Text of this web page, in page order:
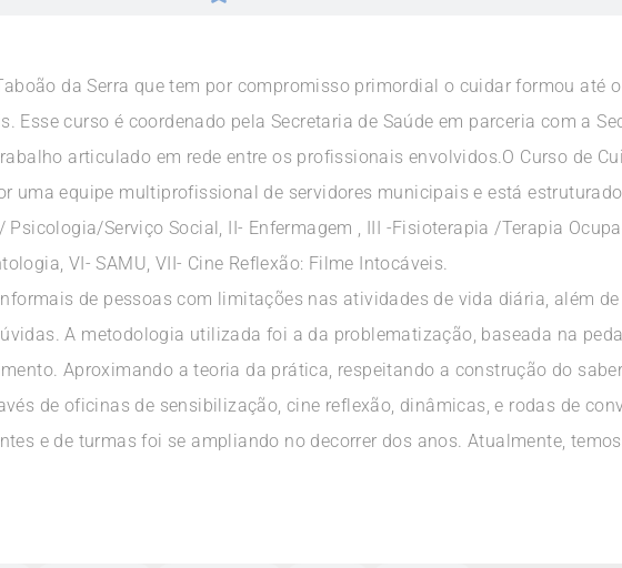
da Serra que tem por compromisso primordial o cuidar formou até
Esse curso é coordenado pela Secretaria de Saúde em parceria com a
articulado em rede entre os profissionais envolvidos.O Curso de
uma equipe multiprofissional de servidores municipais e está
Serviço Social, II- Enfermagem , III -Fisioterapia /Terapia
VI- SAMU, VII- Cine Reflexão: Filme Intocáveis.
de pessoas com limitações nas atividades de vida diária, além
A metodologia utilizada foi a da problematização, baseada na
Aproximando a teoria da prática, respeitando a construção do
de oficinas de sensibilização, cine reflexão, dinâmicas, e rodas de
e de turmas foi se ampliando no decorrer dos anos. Atualmente,